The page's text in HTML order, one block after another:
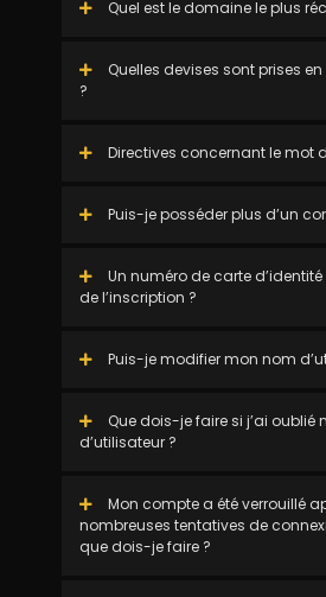
Quel est le domaine le plus
Quelles devises sont prises
?
Directives concernant le mot
Puis-je posséder plus d’un
Un numéro de carte
de l’inscription ?
Puis-je modifier mon nom
Que dois-je faire si j’ai oublié
d’utilisateur ?
Mon compte a été verrouillé
nombreuses tentatives de
que dois-je faire ?